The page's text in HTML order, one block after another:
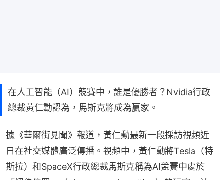
在人工智能（AI）競賽中，誰是優勝者？Nvidia行政
總裁黃仁勳認為，馬斯克將成為贏家。
據《華爾街見聞》報道，黃仁勳最新一段採訪視頻近
日在社交媒體廣泛傳播。視頻中，黃仁勳將Tesla（特
斯拉）和SpaceX行政總裁馬斯克稱為AI競賽中處於